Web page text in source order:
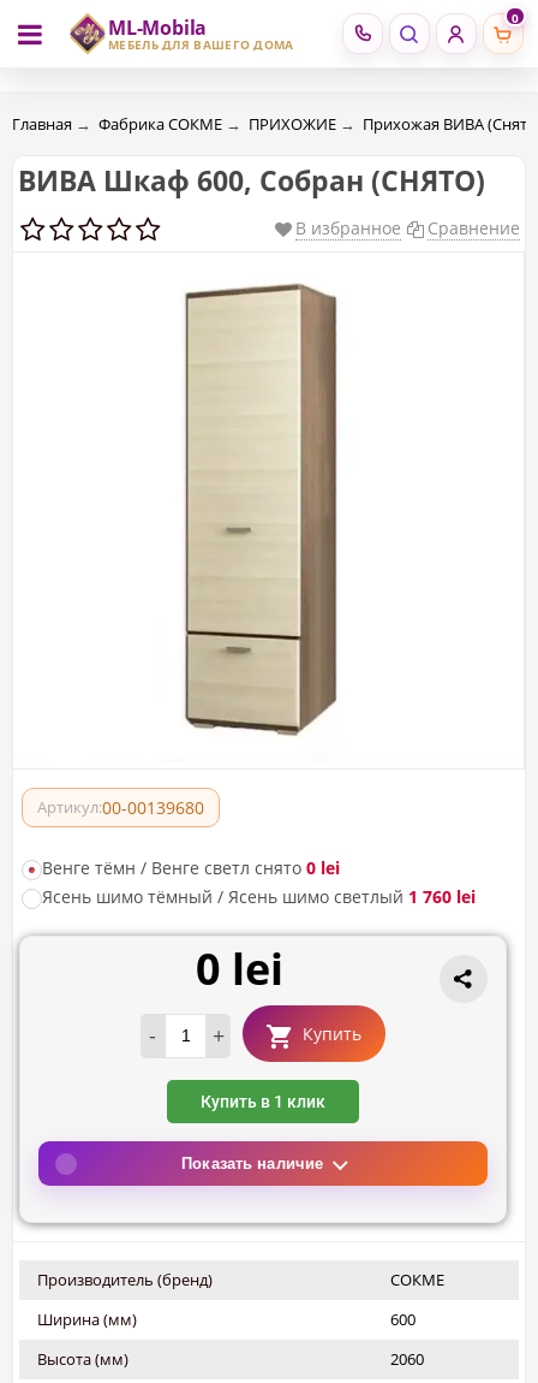
ML-Mobila
МЕБЕЛЬ ДЛЯ ВАШЕГО ДОМА
0
RU RO
Главная → Фабрика СОКМЕ → ПРИХОЖИЕ → Прихожая ВИВА
ВИВА Шкаф 600, Собран (СНЯТО)
В избранное Сравнение
Артикул:00-00139680
Венге тёмн / Венге светл снято 0 lei
Ясень шимо тёмный / Ясень шимо светлый 1 760 lei
0 lei
- + Купить
Купить в 1 клик
Показать наличие
Производитель (бренд)
СОКМЕ
Ширина (мм)
600
Высота (мм)
2060